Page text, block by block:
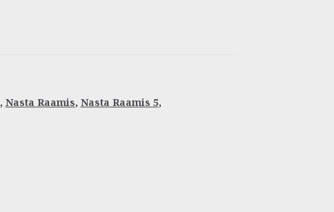
, Nasta Raamis, Nasta Raamis 5,